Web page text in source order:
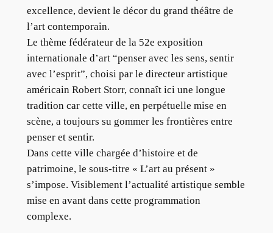
excellence, devient le décor du grand théâtre de
l’art contemporain.
Le thème fédérateur de la 52e exposition
internationale d’art “penser avec les sens, sentir
avec l’esprit”, choisi par le directeur artistique
américain Robert Storr, connaît ici une longue
tradition car cette ville, en perpétuelle mise en
scène, a toujours su gommer les frontières entre
penser et sentir.
Dans cette ville chargée d’histoire et de
patrimoine, le sous-titre « L’art au présent »
s’impose. Visiblement l’actualité artistique semble
mise en avant dans cette programmation
complexe.